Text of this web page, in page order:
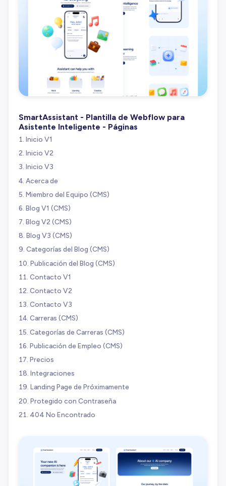
SmartAssistant - Plantilla de Webflow para
Asistente Inteligente - Páginas
Inicio V1
Inicio V2
Inicio V3
Acerca de
Miembro del Equipo (CMS)
Blog V1 (CMS)
Blog V2 (CMS)
Blog V3 (CMS)
Categorías del Blog (CMS)
Publicación del Blog (CMS)
Contacto V1
Contacto V2
Contacto V3
Carreras (CMS)
Categorías de Carreras (CMS)
Publicación de Empleo (CMS)
Precios
Integraciones
Landing Page de Próximamente
Protegido con Contraseña
404 No Encontrado